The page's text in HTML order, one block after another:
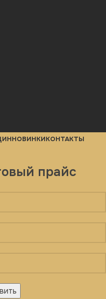
НОВИНКИКОНТАКТЫ
прайс